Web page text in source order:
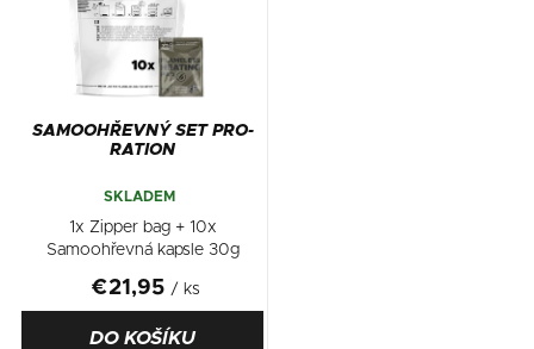
SAMOOHŘEVNÝ SET PRO-
RATION
SKLADEM
€21,95 / ks
DO KOŠÍKU
1x Zipper bag + 10x
Samoohřevná kapsle 30g